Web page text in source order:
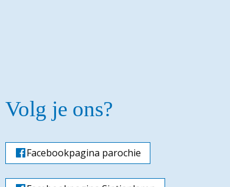
Volg je ons?
Facebookpagina parochie